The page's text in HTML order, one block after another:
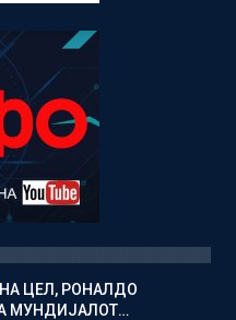
ЦЕЛ, РОНАЛДО
МУНДИЈАЛОТ…